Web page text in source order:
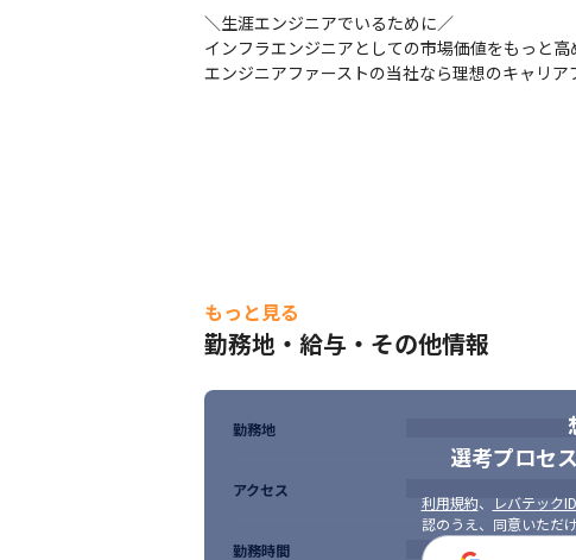
■クライアントクラウド・VMwareサーバ構築
サーバOS：Windows、Linux
仮想：VMware、OpenStack
スクリプト：Python、Shell
＼生涯エンジニアでいるために／
インフラエンジニアとしての市場価値をもっと
エンジニアファーストの当社なら理想のキャリ
もっと見る
勤務地・給与・その他情報
選考プロセ
利用規約、 レバテック
認のうえ、同意いただ
勤務地
アクセス
勤務時間